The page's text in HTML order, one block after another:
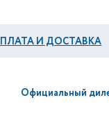
И ДОСТАВКА
Официальный